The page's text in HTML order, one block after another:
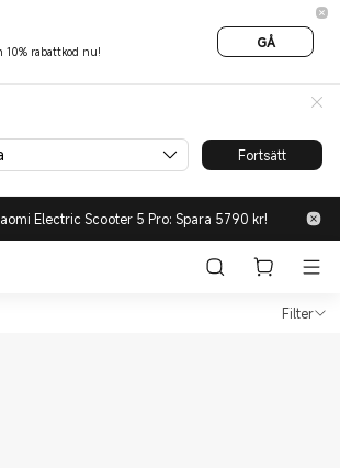
10% rabattkod nu!
GÅ
Fortsätt
Electric Scooter 5 Pro: Spara 5790 kr!
in Xiaomi Mi
Filter
in Xiaomi Mi Sverige